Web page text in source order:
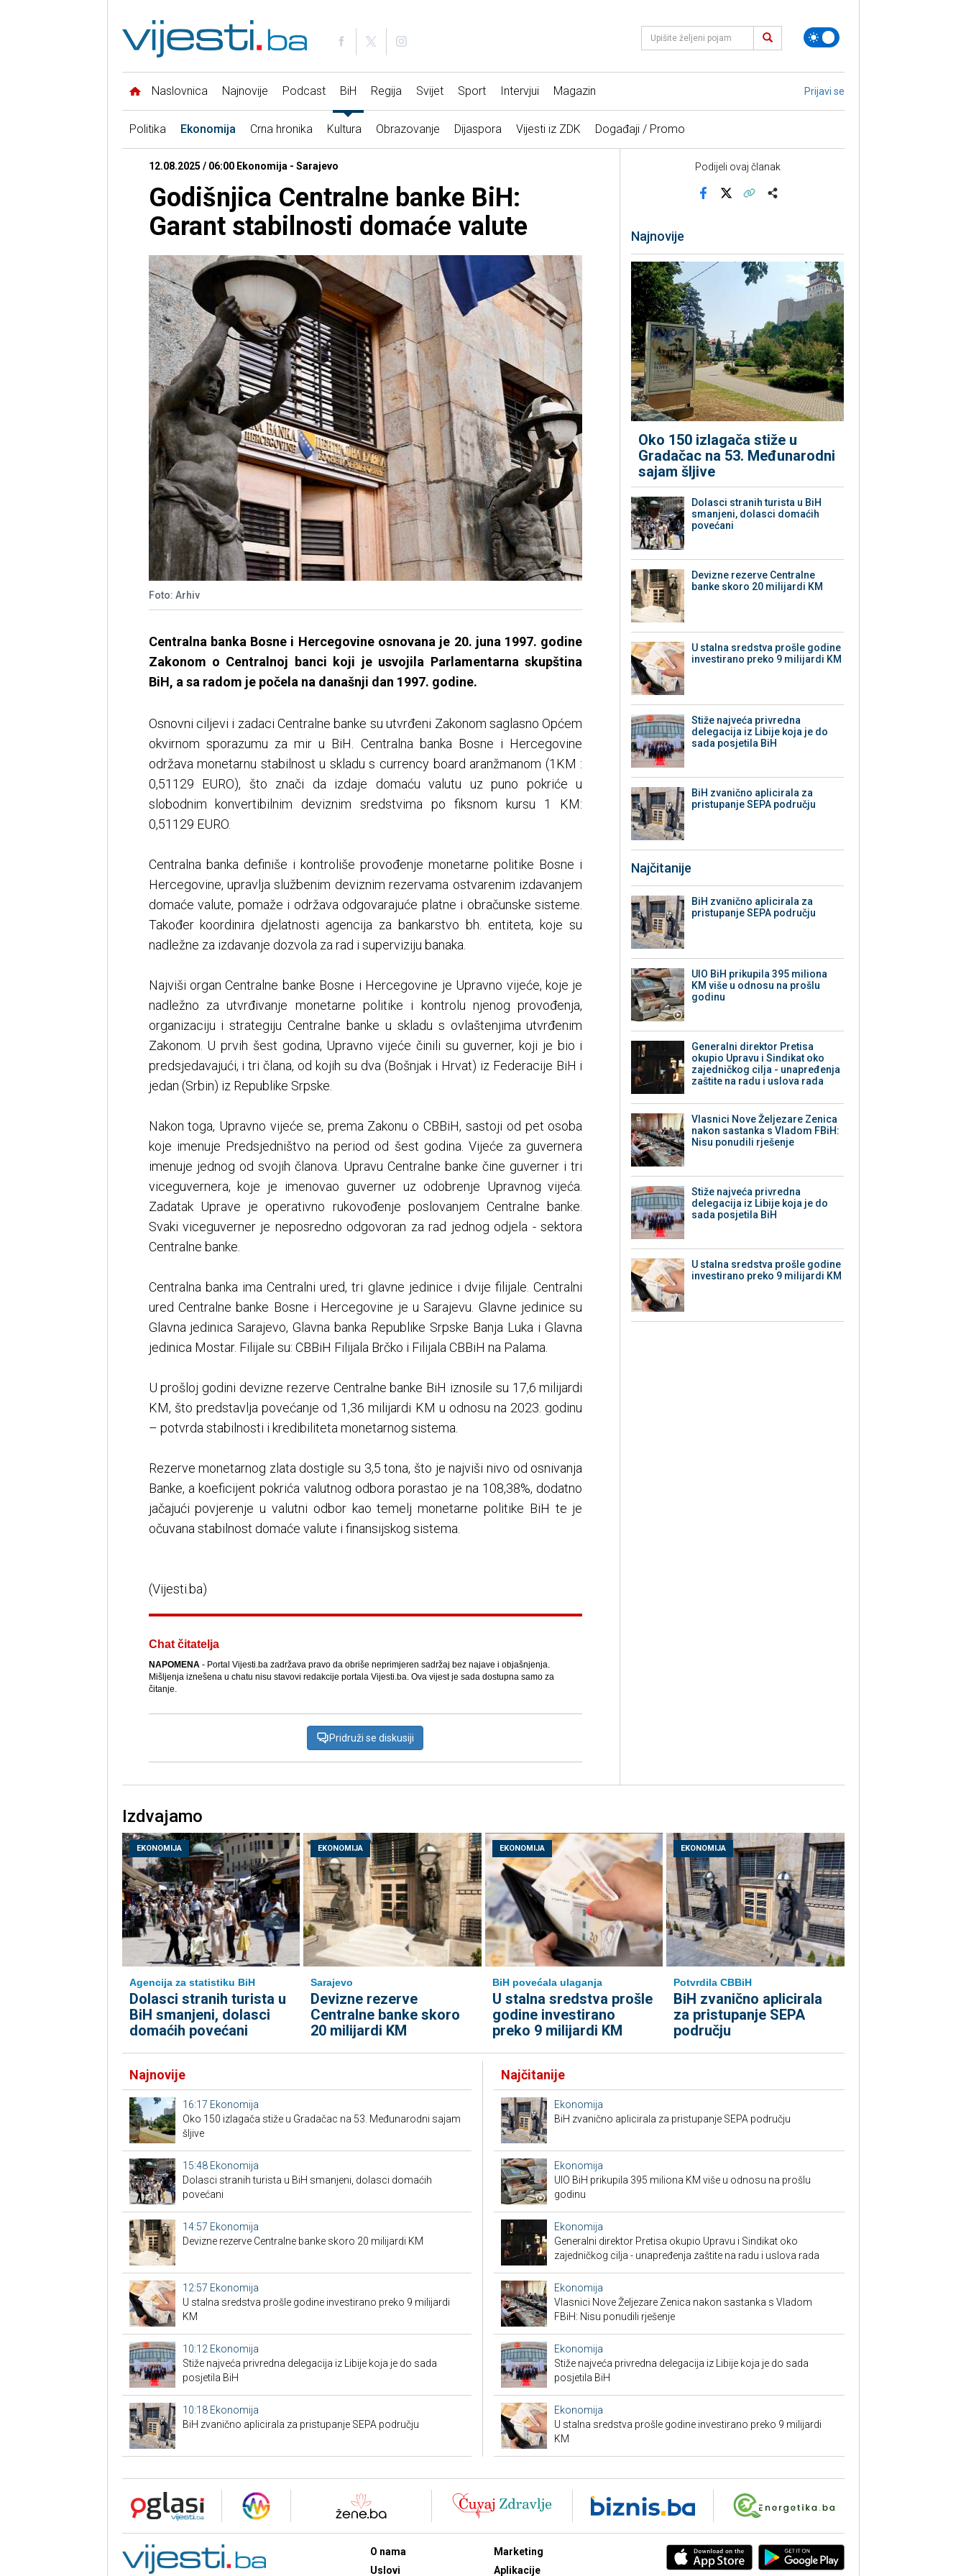
Naslovnica Najnovije Podcast BiH Regija Svijet Sport Intervjui Magazin Prijavi se
Politika Ekonomija Crna hronika Kultura Obrazovanje Dijaspora Vijesti iz ZDK Događaji / Promo
12.08.2025 / 06:00 Ekonomija - Sarajevo
Godišnjica Centralne banke BiH:
Garant stabilnosti domaće valute
Foto: Arhiv
Centralna banka Bosne i Hercegovine osnovana je 20. juna 1997. godine
Zakonom o Centralnoj banci koji je usvojila Parlamentarna skupština
BiH, a sa radom je počela na današnji dan 1997. godine.
Osnovni ciljevi i zadaci Centralne banke su utvrđeni Zakonom saglasno Općem
okvirnom sporazumu za mir u BiH. Centralna banka Bosne i Hercegovine
održava monetarnu stabilnost u skladu s currency board aranžmanom (1KM :
0,51129 EURO), što znači da izdaje domaću valutu uz puno pokriće u
slobodnim konvertibilnim deviznim sredstvima po fiksnom kursu 1 KM:
0,51129 EURO.
Centralna banka definiše i kontroliše provođenje monetarne politike Bosne i
Hercegovine, upravlja službenim deviznim rezervama ostvarenim izdavanjem
domaće valute, pomaže i održava odgovarajuće platne i obračunske sisteme.
Također koordinira djelatnosti agencija za bankarstvo bh. entiteta, koje su
nadležne za izdavanje dozvola za rad i superviziju banaka.
Najviši organ Centralne banke Bosne i Hercegovine je Upravno vijeće, koje je
nadležno za utvrđivanje monetarne politike i kontrolu njenog provođenja,
organizaciju i strategiju Centralne banke u skladu s ovlaštenjima utvrđenim
Zakonom. U prvih šest godina, Upravno vijeće činili su guverner, koji je bio i
predsjedavajući, i tri člana, od kojih su dva (Bošnjak i Hrvat) iz Federacije BiH i
jedan (Srbin) iz Republike Srpske.
Nakon toga, Upravno vijeće se, prema Zakonu o CBBiH, sastoji od pet osoba
koje imenuje Predsjedništvo na period od šest godina. Vijeće za guvernera
imenuje jednog od svojih članova. Upravu Centralne banke čine guverner i tri
viceguvernera, koje je imenovao guverner uz odobrenje Upravnog vijeća.
Zadatak Uprave je operativno rukovođenje poslovanjem Centralne banke.
Svaki viceguverner je neposredno odgovoran za rad jednog odjela - sektora
Centralne banke.
Centralna banka ima Centralni ured, tri glavne jedinice i dvije filijale. Centralni
ured Centralne banke Bosne i Hercegovine je u Sarajevu. Glavne jedinice su
Glavna jedinica Sarajevo, Glavna banka Republike Srpske Banja Luka i Glavna
jedinica Mostar. Filijale su: CBBiH Filijala Brčko i Filijala CBBiH na Palama.
U prošloj godini devizne rezerve Centralne banke BiH iznosile su 17,6 milijardi
KM, što predstavlja povećanje od 1,36 milijardi KM u odnosu na 2023. godinu
– potvrda stabilnosti i kredibiliteta monetarnog sistema.
Rezerve monetarnog zlata dostigle su 3,5 tona, što je najviši nivo od osnivanja
Banke, a koeficijent pokrića valutnog odbora porastao je na 108,38%, dodatno
jačajući povjerenje u valutni odbor kao temelj monetarne politike BiH te je
očuvana stabilnost domaće valute i finansijskog sistema.
(Vijesti.ba)
Chat čitatelja
NAPOMENA- Portal Vijesti.ba zadržava pravo da obriše neprimjeren sadržaj bez najave i objašnjenja.
Mišljenja iznešena u chatu nisu stavovi redakcije portala Vijesti.ba. Ova vijest je sada dostupna samo za
čitanje.
Pridruži se diskusiji
Podijeli ovaj članak
Najnovije
Oko 150 izlagača stiže u
Gradačac na 53. Međunarodni
sajam šljive
Dolasci stranih turista u BiH
smanjeni, dolasci domaćih
povećani
Devizne rezerve Centralne
banke skoro 20 milijardi KM
U stalna sredstva prošle godine
investirano preko 9 milijardi KM
Stiže najveća privredna
delegacija iz Libije koja je do
sada posjetila BiH
BiH zvanično aplicirala za
pristupanje SEPA području
Najčitanije
BiH zvanično aplicirala za
pristupanje SEPA području
UIO BiH prikupila 395 miliona
KM više u odnosu na prošlu
godinu
Generalni direktor Pretisa
okupio Upravu i Sindikat oko
zajedničkog cilja - unapređenja
zaštite na radu i uslova rada
Vlasnici Nove Željezare Zenica
nakon sastanka s Vladom FBiH:
Nisu ponudili rješenje
Stiže najveća privredna
delegacija iz Libije koja je do
sada posjetila BiH
U stalna sredstva prošle godine
investirano preko 9 milijardi KM
Izdvajamo
EKONOMIJA
Agencija za statistiku BiH
Dolasci stranih turista u
BiH smanjeni, dolasci
domaćih povećani
EKONOMIJA
Sarajevo
Devizne rezerve
Centralne banke skoro
20 milijardi KM
EKONOMIJA
BiH povećala ulaganja
U stalna sredstva prošle
godine investirano
preko 9 milijardi KM
EKONOMIJA
Potvrdila CBBiH
BiH zvanično aplicirala
za pristupanje SEPA
području
Najnovije
16:17 Ekonomija
Oko 150 izlagača stiže u Gradačac na 53. Međunarodni sajam
šljive
15:48 Ekonomija
Dolasci stranih turista u BiH smanjeni, dolasci domaćih
povećani
14:57 Ekonomija
Devizne rezerve Centralne banke skoro 20 milijardi KM
12:57 Ekonomija
U stalna sredstva prošle godine investirano preko 9 milijardi
KM
10:12 Ekonomija
Stiže najveća privredna delegacija iz Libije koja je do sada
posjetila BiH
10:18 Ekonomija
BiH zvanično aplicirala za pristupanje SEPA području
Najčitanije
Ekonomija
BiH zvanično aplicirala za pristupanje SEPA području
Ekonomija
UIO BiH prikupila 395 miliona KM više u odnosu na prošlu
godinu
Ekonomija
Generalni direktor Pretisa okupio Upravu i Sindikat oko
zajedničkog cilja - unapređenja zaštite na radu i uslova rada
Ekonomija
Vlasnici Nove Željezare Zenica nakon sastanka s Vladom
FBiH: Nisu ponudili rješenje
Ekonomija
Stiže najveća privredna delegacija iz Libije koja je do sada
posjetila BiH
Ekonomija
U stalna sredstva prošle godine investirano preko 9 milijardi
KM
O nama
Uslovi
Marketing
Aplikacije